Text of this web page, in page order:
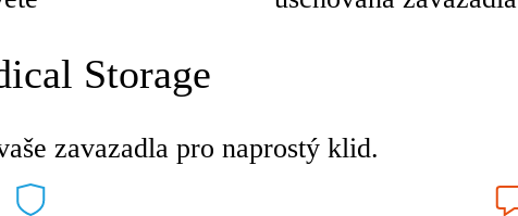
Storage
zavazadla pro naprostý klid.